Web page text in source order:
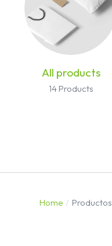
All products
14 Products
You are here:
Home Productos